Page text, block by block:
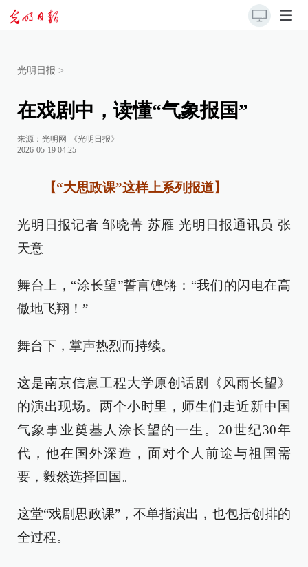
光明日报 >
在戏剧中，读懂“气象报国”
来源： 光明网-《光明日报》
2026-05-19 04:25
【“大思政课”这样上系列报道】
光明日报记者 邹晓菁 苏雁 光明日报通讯员 张
天意
舞台上，“涂长望”誓言铿锵：“我们的闪电在高
傲地飞翔！”
舞台下，掌声热烈而持续。
这是南京信息工程大学原创话剧《风雨长望》
的演出现场。两个小时里，师生们走近新中国
气象事业奠基人涂长望的一生。20世纪30年
代，他在国外深造，面对个人前途与祖国需
要，毅然选择回国。
这堂“戏剧思政课”，不单指演出，也包括创排的
全过程。